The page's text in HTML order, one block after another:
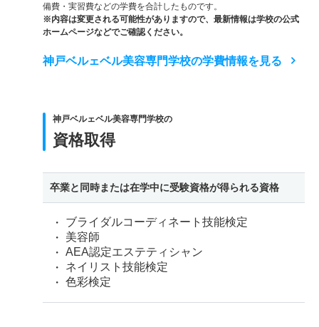
備費・実習費などの学費を合計したものです。
※内容は変更される可能性がありますので、最新情報は学校の公式
ホームページなどでご確認ください。
神戸ベルェベル美容専門学校の学費情報を見る
神戸ベルェベル美容専門学校の
資格取得
卒業と同時または在学中に受験資格が得られる資格
ブライダルコーディネート技能検定
美容師
AEA認定エステティシャン
ネイリスト技能検定
色彩検定